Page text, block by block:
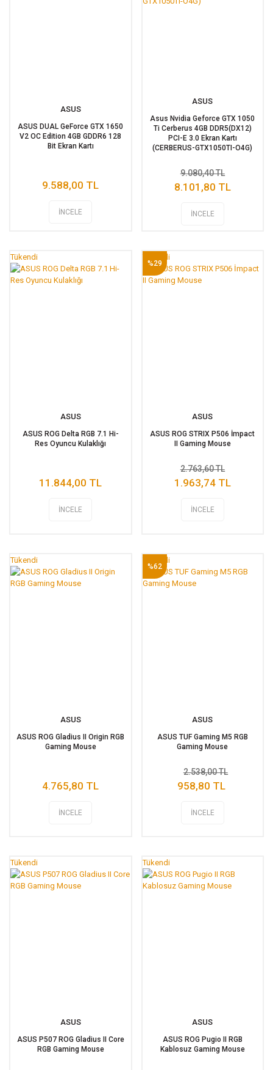
ASUS
ASUS DUAL GeForce GTX 1650
V2 OC Edition 4GB GDDR6 128
Bit Ekran Kartı
9.588,00 TL
İNCELE
ASUS
Asus Nvidia Geforce GTX 1050
Ti Cerberus 4GB DDR5(DX12)
PCI-E 3.0 Ekran Kartı
(CERBERUS-GTX1050TI-O4G)
8.101,80 TL
9.080,40 TL
İNCELE
Tükendi
ASUS
ASUS ROG Delta RGB 7.1 Hi-
Res Oyuncu Kulaklığı
11.844,00 TL
İNCELE
%29
Tükendi
ASUS
ASUS ROG STRIX P506 İmpact
II Gaming Mouse
1.963,74 TL
2.763,60 TL
İNCELE
Tükendi
ASUS
ASUS ROG Gladius II Origin RGB
Gaming Mouse
4.765,80 TL
İNCELE
%62
Tükendi
ASUS
ASUS TUF Gaming M5 RGB
Gaming Mouse
958,80 TL
2.538,00 TL
İNCELE
Tükendi
ASUS
ASUS P507 ROG Gladius II Core
RGB Gaming Mouse
Tükendi
ASUS
ASUS ROG Pugio II RGB
Kablosuz Gaming Mouse